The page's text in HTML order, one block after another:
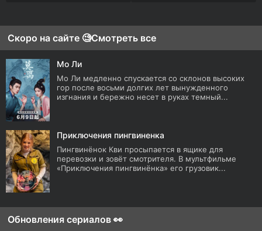
Скоро на сайте 🧐Смотреть все
Мо Ли
Мо Ли медленно спускается со склонов высоких
гор после восьми долгих лет вынужденного
изгнания и бережно несет в руках темный...
Приключения пингвиненка
Пингвинёнок Кви просыпается в ящике для
перевозки и зовёт смотрителя. В мультфильме
«Приключения пингвинёнка» его грузовик...
Обновления сериалов 👀